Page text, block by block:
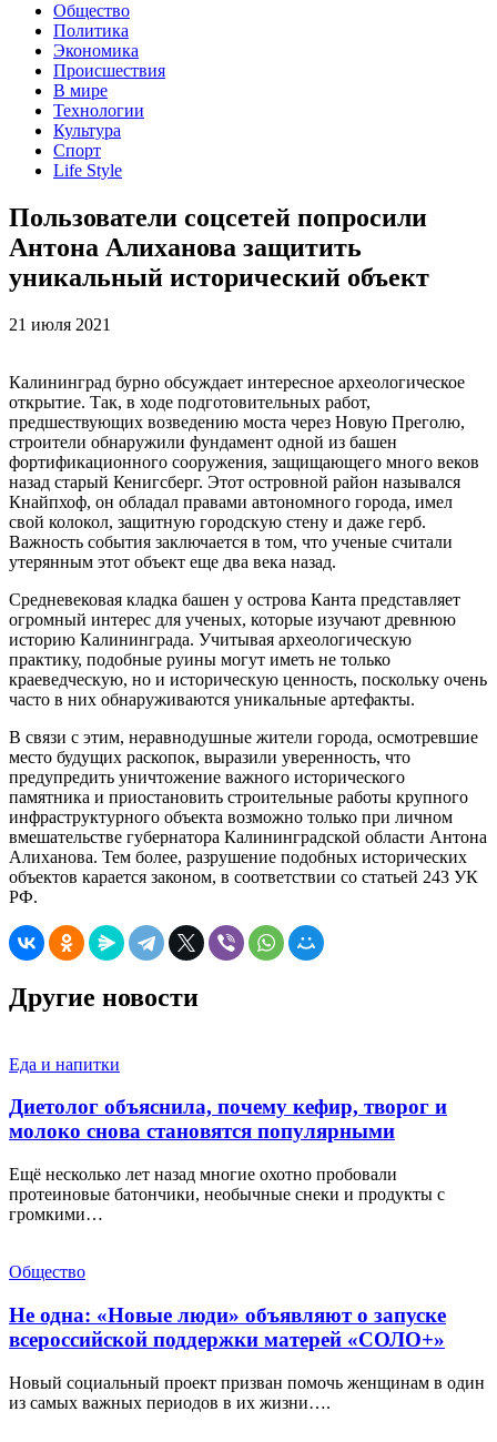
Общество
Политика
Экономика
Происшествия
В мире
Технологии
Культура
Спорт
Life Style
Пользователи соцсетей попросили
Антона Алиханова защитить
уникальный исторический объект
21 июля 2021
Калининград бурно обсуждает интересное археологическое
открытие. Так, в ходе подготовительных работ,
предшествующих возведению моста через Новую Преголю,
строители обнаружили фундамент одной из башен
фортификационного сооружения, защищающего много веков
назад старый Кенигсберг. Этот островной район назывался
Кнайпхоф, он обладал правами автономного города, имел
свой колокол, защитную городскую стену и даже герб.
Важность события заключается в том, что ученые считали
утерянным этот объект еще два века назад.
Средневековая кладка башен у острова Канта представляет
огромный интерес для ученых, которые изучают древнюю
историю Калининграда. Учитывая археологическую
практику, подобные руины могут иметь не только
краеведческую, но и историческую ценность, поскольку очень
часто в них обнаруживаются уникальные артефакты.
В связи с этим, неравнодушные жители города, осмотревшие
место будущих раскопок, выразили уверенность, что
предупредить уничтожение важного исторического
памятника и приостановить строительные работы крупного
инфраструктурного объекта возможно только при личном
вмешательстве губернатора Калининградской области Антона
Алиханова. Тем более, разрушение подобных исторических
объектов карается законом, в соответствии со статьей 243 УК
РФ.
Другие новости
Еда и напитки
Диетолог объяснила, почему кефир, творог и
молоко снова становятся популярными
Ещё несколько лет назад многие охотно пробовали
протеиновые батончики, необычные снеки и продукты с
громкими…
Общество
Не одна: «Новые люди» объявляют о запуске
всероссийской поддержки матерей «СОЛО+»
Новый социальный проект призван помочь женщинам в один
из самых важных периодов в их жизни….